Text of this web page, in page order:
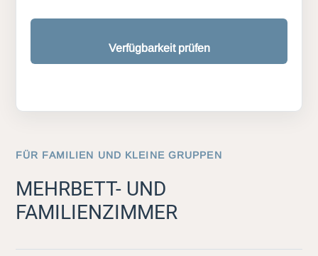
Verfügbarkeit prüfen
FÜR FAMILIEN UND KLEINE GRUPPEN
MEHRBETT- UND
FAMILIENZIMMER